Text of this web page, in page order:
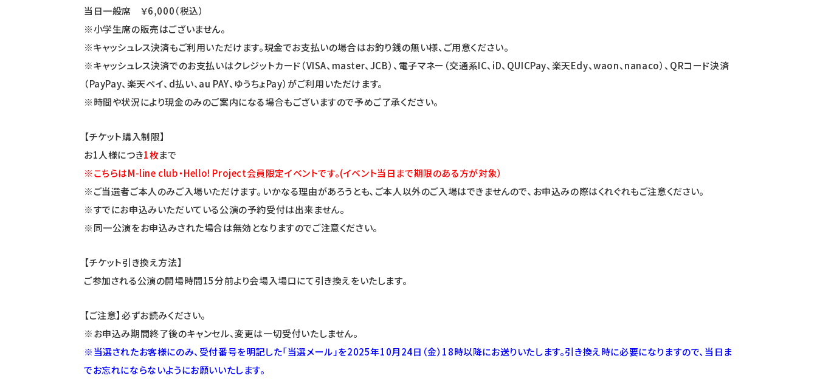
当日一般席 ￥6,000（税込）
※小学生席の販売はございません。
※キャッシュレス決済もご利用いただけます。現金でお支払いの場合はお釣り銭の無い様、ご用意ください。
※キャッシュレス決済でのお支払いはクレジットカード（VISA、master、JCB）、電子マネー（交通系IC、iD、QUICPay、楽天Edy、waon、nanaco）、QRコード決済
（PayPay、楽天ペイ、d払い、au PAY、ゆうちょPay）がご利用いただけます。
※時間や状況により現金のみのご案内になる場合もございますので予めご了承ください。
【チケット購入制限】
お1人様につき1枚まで
※こちらはM-line club・Hello! Project会員限定イベントです。(イベント当日まで期限のある方が対象）
※ご当選者ご本人のみご入場いただけます｡いかなる理由があろうとも､ご本人以外のご入場はできませんので､お申込みの際はくれぐれもご注意ください｡
※すでにお申込みいただいている公演の予約受付は出来ません。
※同一公演をお申込みされた場合は無効となりますのでご注意ください。
【チケット引き換え方法】
ご参加される公演の開場時間15分前より会場入場口にて引き換えをいたします。
【ご注意】必ずお読みください。
※お申込み期間終了後のキャンセル、変更は一切受付いたしません。
※当選されたお客様にのみ、受付番号を明記した「当選メール」を2025年10月24日（金）18時以降にお送りいたします。引き換え時に必要になりますので、当日ま
でお忘れにならないようにお願いいたします。